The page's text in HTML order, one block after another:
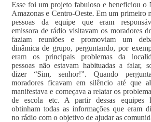
Esse foi um projeto fabuloso e beneficiou o
Amazonas e Centro-Oeste. Em um primeiro
pessoas da equipe que eram
emissora de rádio visitavam os moradores
faziam reuniões e promoviam um
dinâmica de grupo, perguntando, por
eram os principais problemas da
pessoas não estavam habituadas a falar,
dizer “Sim, senhor!”. Quando
moradores ficavam em silêncio até que
manifestava e começava a relatar os
de escola etc. A partir dessas equipes
obtinham todas as informações que eram
no rádio com o objetivo de ajudar as